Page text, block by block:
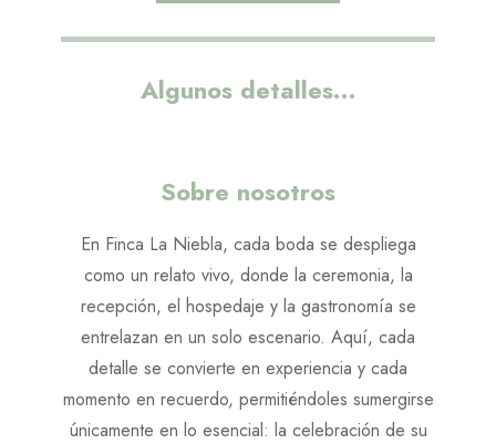
Algunos detalles…
Sobre nosotros
En Finca La Niebla, cada boda se despliega
como un relato vivo, donde la ceremonia, la
recepción, el hospedaje y la gastronomía se
entrelazan en un solo escenario. Aquí, cada
detalle se convierte en experiencia y cada
momento en recuerdo, permitiéndoles sumergirse
únicamente en lo esencial: la celebración de su